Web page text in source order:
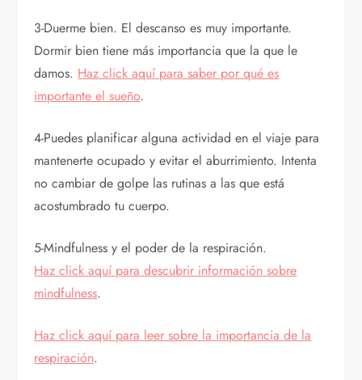
3-Duerme bien. El descanso es muy importante.
Dormir bien tiene más importancia que la que le
damos. Haz click aquí para saber por qué es
importante el sueño.
4-Puedes planificar alguna actividad en el viaje para
mantenerte ocupado y evitar el aburrimiento. Intenta
no cambiar de golpe las rutinas a las que está
acostumbrado tu cuerpo.
5-Mindfulness y el poder de la respiración.
Haz click aquí para descubrir información sobre
mindfulness.
Haz click aquí para leer sobre la importancia de la
respiración.